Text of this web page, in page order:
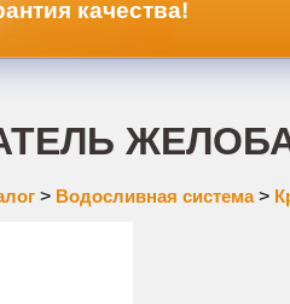
качества!
ЖЕЛОБА
> Водосливная система>